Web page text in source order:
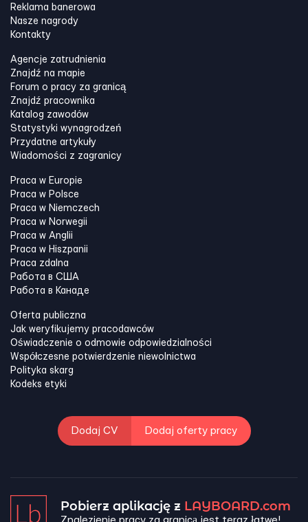
Reklama banerowa
Nasze nagrody
Kontakty
Agencje zatrudnienia
Znajdź na mapie
Forum o pracy za granicą
Znajdź pracownika
Katalog zawodów
Statystyki wynagrodzeń
Przydatne artykuły
Wiadomości z zagranicy
Praca w Europie
Praca w Polsce
Praca w Niemczech
Praca w Norwegii
Praca w Anglii
Praca w Hiszpanii
Praca zdalna
Работа в США
Работа в Канадe
Oferta publiczna
Jak weryfikujemy pracodawców
Oświadczenie o odmowie odpowiedzialności
Współczesne potwierdzenie niewolnictwa
Polityka skarg
Kodeks etyki
Dodaj CV Dodaj oferty pracy
Pobierz aplikację z LAYBOARD.com